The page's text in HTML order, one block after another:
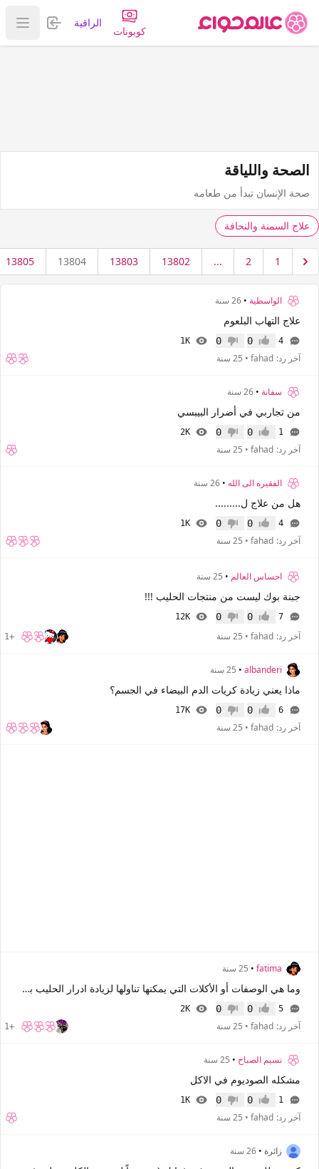
كوبونات
الراقية تسجيل
عرض
الصحة واللياقة
صحة الإنسان تبدأ من طعامه
علاج السمنة والنحافة
1
2
...
13802
13803
13804
13805
الواسطية • 26 سنة
علاج التهاب البلعوم
4 إعجاب0 عدم إعجاب
0
1K
آخر رد: fahad
• 25 سنة
سفانة • 26 سنة
من تجاربي في أضرار البيبسي
1 إعجاب0 عدم إعجاب
0
2K
آخر رد: fahad
• 25 سنة
الفقيره الى الله • 26 سنة
هل من علاج ل.........
4 إعجاب0 عدم إعجاب
0
1K
آخر رد: fahad
• 25 سنة
احساس العالم • 25 سنة
جبنة بوك ليست من منتجات الحليب !!!
7 إعجاب0 عدم إعجاب
0
12K
آخر رد: fahad
• 25 سنة +1
albanderi
• 25 سنة
ماذا يعني زيادة كريات الدم البيضاء في الجسم؟
6 إعجاب0 عدم إعجاب
0
17K
آخر رد: fahad
• 25 سنة
fatima
• 25 سنة
وما هي الوصفات أو الأكلات التي يمكنها تناولها لزيادة ادرار الحليب بدون زيادة الوزن
5 إعجاب0 عدم إعجاب
0
2K
آخر رد: fahad
• 25 سنة +1
نسيم الصباح • 25 سنة
مشكله الصوديوم في الاكل
1 إعجاب0 عدم إعجاب
0
1K
آخر رد: fahad
• 25 سنة
زائرة • 26 سنة